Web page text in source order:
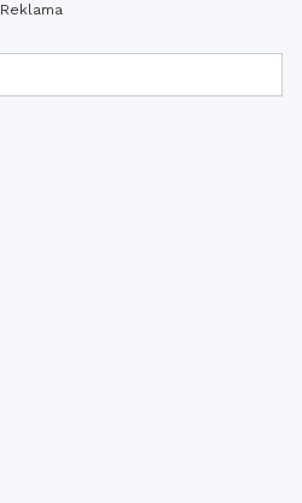
Reklama